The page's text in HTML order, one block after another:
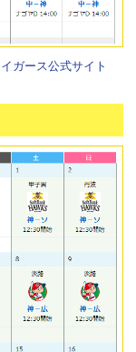
ガース公式サイト